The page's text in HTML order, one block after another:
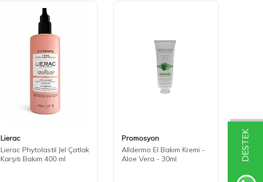
DESTEK
Lierac
Lierac Phytolastil Jel Çatlak
Karşıtı Bakım 400 ml
Promosyon
Alldermo El Bakım Kremi -
Aloe Vera - 30ml
Çilek